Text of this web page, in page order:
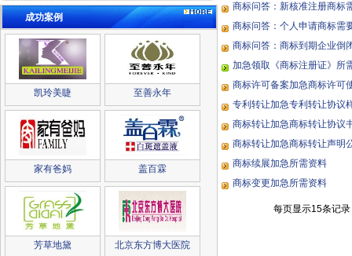
成功案例
凯玲美睫 至善永年
家有爸妈 盖百霖
芳草地黛 北京东方博大医院
商标问答：新核准注册商标
商标问答：个人申请商标需
商标问答：商标到期企业倒
加急领取《商标注册证》所
商标许可备案加急商标许可
专利转让加急专利转让协议
商标转让加急商标转让协议
商标转让加急商标转让声明
商标续展加急所需资料
商标变更加急所需资料
每页显示15条记